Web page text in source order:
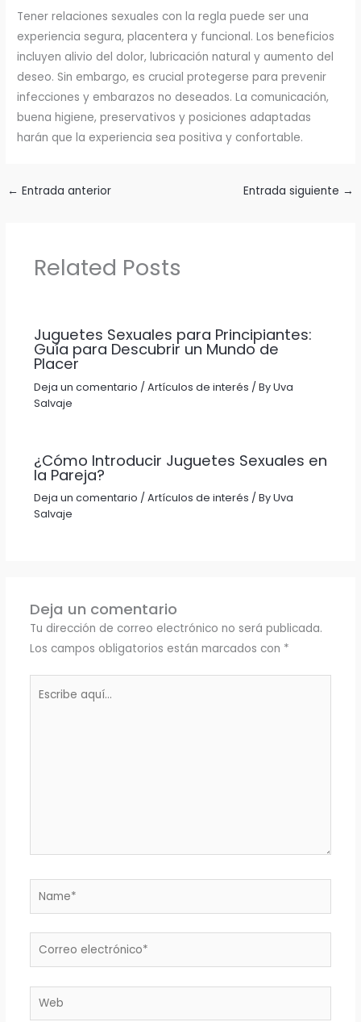
Tener relaciones sexuales con la regla puede ser una
experiencia segura, placentera y funcional. Los beneficios
incluyen alivio del dolor, lubricación natural y aumento del
deseo. Sin embargo, es crucial protegerse para prevenir
infecciones y embarazos no deseados. La comunicación,
buena higiene, preservativos y posiciones adaptadas
harán que la experiencia sea positiva y confortable.
← Entrada anterior Entrada siguiente →
Related Posts
Juguetes Sexuales para Principiantes:
Guía para Descubrir un Mundo de
Placer
Deja un comentario / Artículos de interés / ByUva
Salvaje
¿Cómo Introducir Juguetes Sexuales en
la Pareja?
Deja un comentario / Artículos de interés / ByUva
Salvaje
Deja un comentario
Tu dirección de correo electrónico no será publicada.
Los campos obligatorios están marcados con *
Name*
Correo
Web